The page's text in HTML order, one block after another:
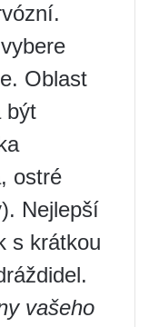
Oblast
být
ostré
Nejlepší
s krátkou
vašeho